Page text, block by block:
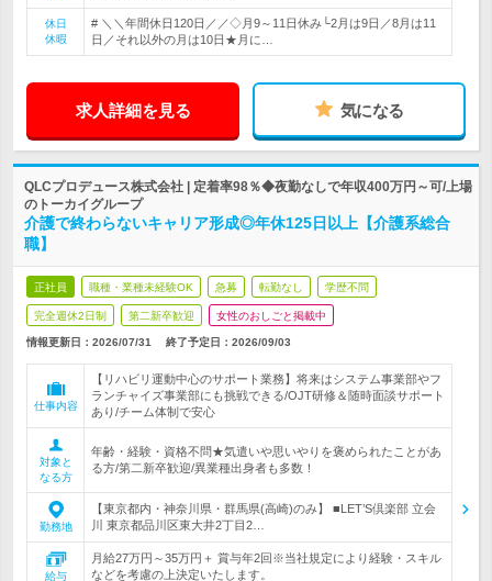
休日
休暇
# ＼＼年間休日120日／／◇月9～11日休み└2月は9日／8月は11
日／それ以外の月は10日★月に…
求人詳細を見る 気になる
QLCプロデュース株式会社 | 定着率98％◆夜勤なしで年収400万円～可/上場
のトーカイグループ
介護で終わらないキャリア形成◎年休125日以上【介護系総合
職】
正社員 職種・業種未経験OK 急募 転勤なし 学歴不問
完全週休2日制 第二新卒歓迎 女性のおしごと掲載中
情報更新日：2026/07/31 終了予定日： 2026/09/03
仕事内容
【リハビリ運動中心のサポート業務】将来はシステム事業部やフ
ランチャイズ事業部にも挑戦できる/OJT研修＆随時面談サポート
あり/チーム体制で安心
対象と
なる方
年齢・経験・資格不問★気遣いや思いやりを褒められたことがあ
る方/第二新卒歓迎/異業種出身者も多数！
勤務地
【東京都内・神奈川県・群馬県(高崎)のみ】 ■LET’S倶楽部 立会
川 東京都品川区東大井2丁目2…
給与
月給27万円～35万円＋ 賞与年2回※当社規定により経験・スキル
などを考慮の上決定いたします。